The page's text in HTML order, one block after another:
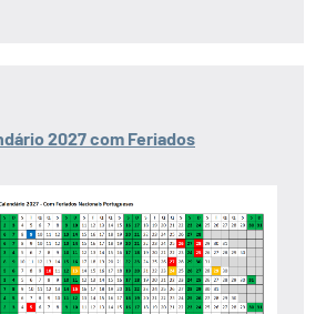
2027 com Feriados